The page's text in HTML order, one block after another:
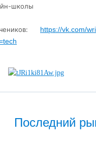
школы
https://vk.com/
Последний